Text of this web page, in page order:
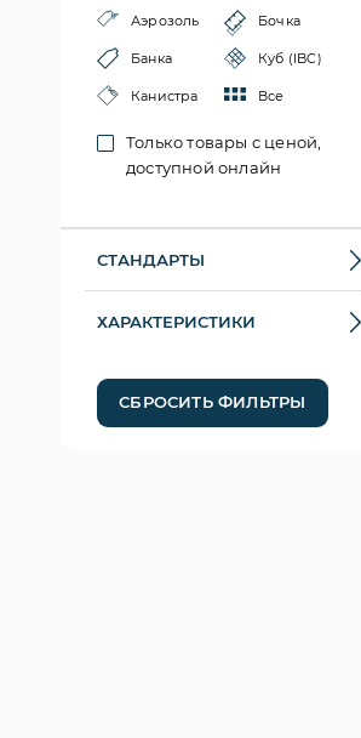
Аэрозоль Бочка
Банка Куб (IBC)
Канистра Все
Только товары с ценой,
доступной онлайн
СТАНДАРТЫ
ХАРАКТЕРИСТИКИ
СБРОСИТЬ ФИЛЬТРЫ